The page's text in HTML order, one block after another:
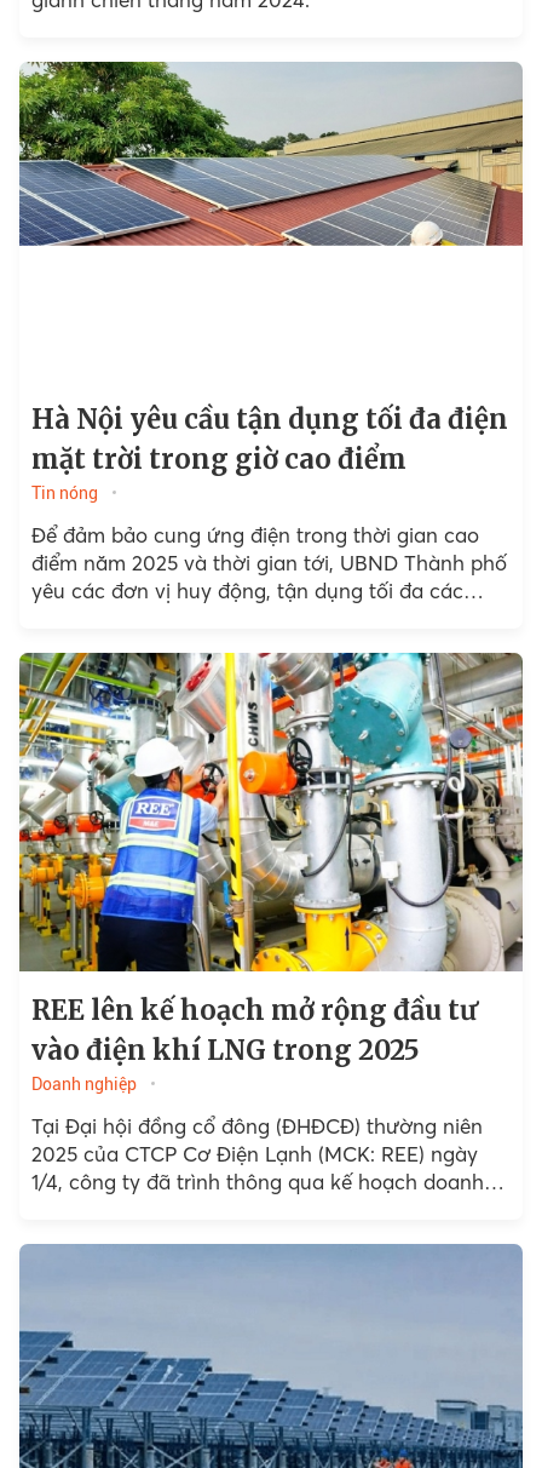
Hà Nội yêu cầu tận dụng tối đa điện
mặt trời trong giờ cao điểm
Tin nóng
Để đảm bảo cung ứng điện trong thời gian cao
điểm năm 2025 và thời gian tới, UBND Thành phố
yêu các đơn vị huy động, tận dụng tối đa các
REE lên kế hoạch mở rộng đầu tư
vào điện khí LNG trong 2025
Doanh nghiệp
Tại Đại hội đồng cổ đông (ĐHĐCĐ) thường niên
2025 của CTCP Cơ Điện Lạnh (MCK: REE) ngày
1/4, công ty đã trình thông qua kế hoạch doanh